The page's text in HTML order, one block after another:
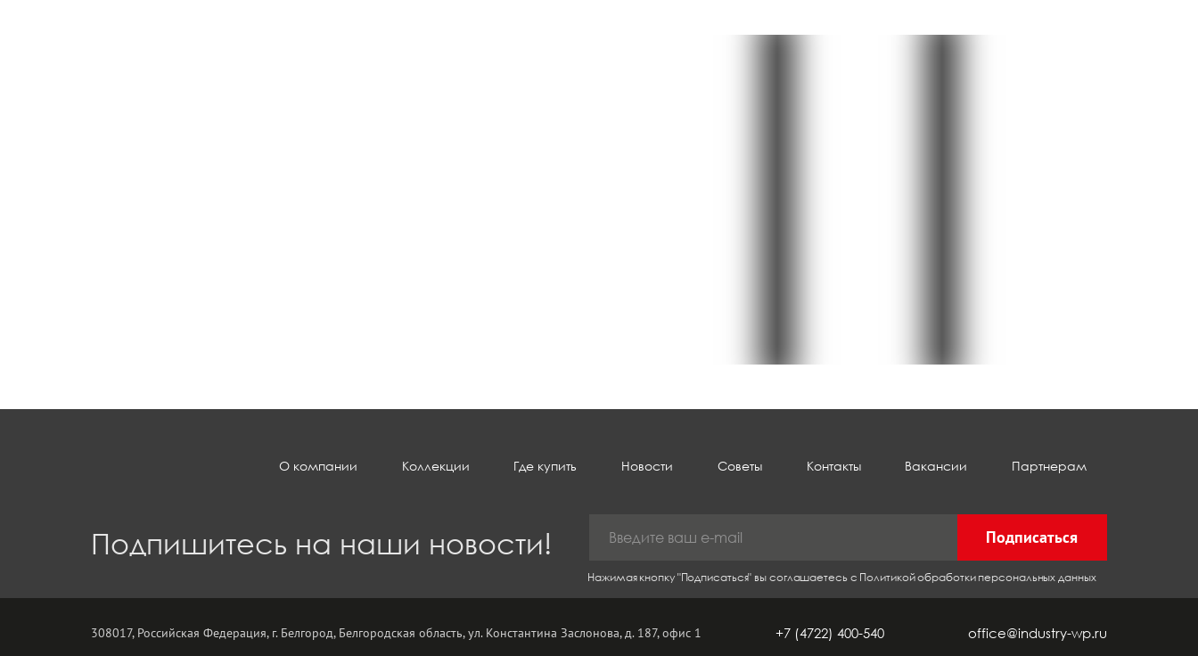
О компании Коллекции Где купить Новости Советы Контакты Вакансии Партнерам
Подпишитесь на наши новости! Подписаться
Нажимая кнопку "Подписаться" вы соглашаетесь с Политикой обработки персональных данных
308017, Российская Федерация, г. Белгород, Белгородская область, ул. Константина Заслонова, д. 187, офис 1 +7 (4722) 400-540 office@industry-wp.ru